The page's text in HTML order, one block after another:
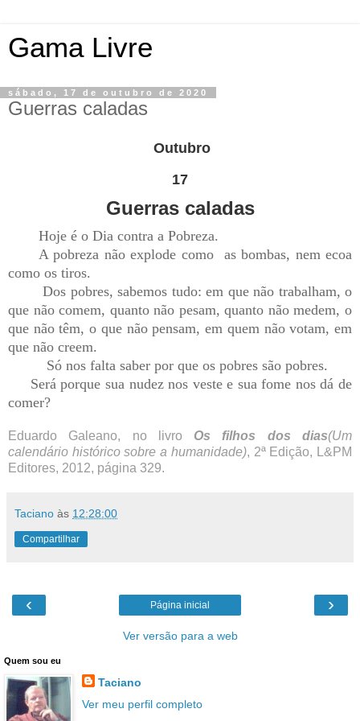
Gama Livre
sábado, 17 de outubro de 2020
Guerras caladas
Outubro
17
Guerras caladas
Hoje é o Dia contra a Pobreza.
A pobreza não explode como as bombas, nem ecoa
como os tiros.
Dos pobres, sabemos tudo: em que não trabalham, o
que não comem, quanto não pesam, quanto não medem, o
que não têm, o que não pensam, em quem não votam, em
que não creem.
Só nos falta saber por que os pobres são pobres.
Será porque sua nudez nos veste e sua fome nos dá de
comer?
Eduardo Galeano, no livro Os filhos dos dias(Um
calendário histórico sobre a humanidade), 2ª Edição, L&PM
Editores, 2012, página 329.
Taciano às 12:28:00
Compartilhar
‹ ›
Página inicial
Ver versão para a web
Quem sou eu
Taciano
Ver meu perfil completo